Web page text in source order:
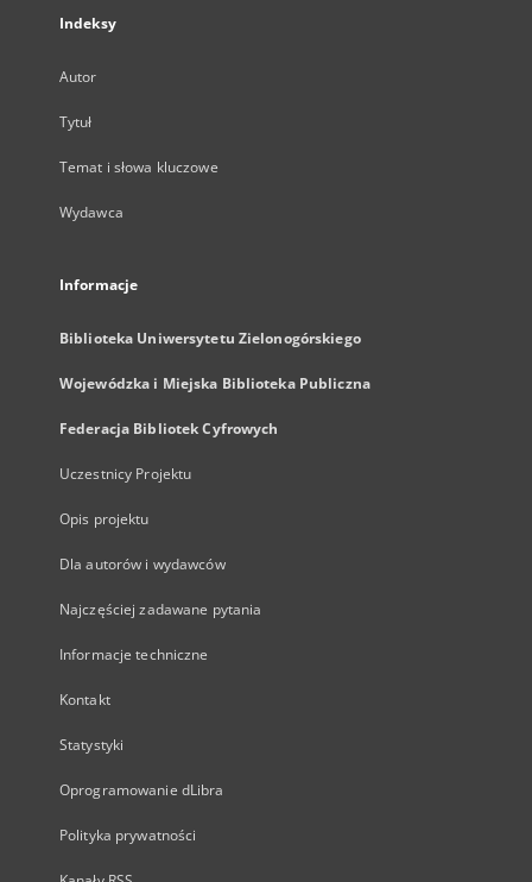
Indeksy
Autor
Tytuł
Temat i słowa kluczowe
Wydawca
Informacje
Biblioteka Uniwersytetu Zielonogórskiego
Wojewódzka i Miejska Biblioteka Publiczna
Federacja Bibliotek Cyfrowych
Uczestnicy Projektu
Opis projektu
Dla autorów i wydawców
Najczęściej zadawane pytania
Informacje techniczne
Kontakt
Statystyki
Oprogramowanie dLibra
Polityka prywatności